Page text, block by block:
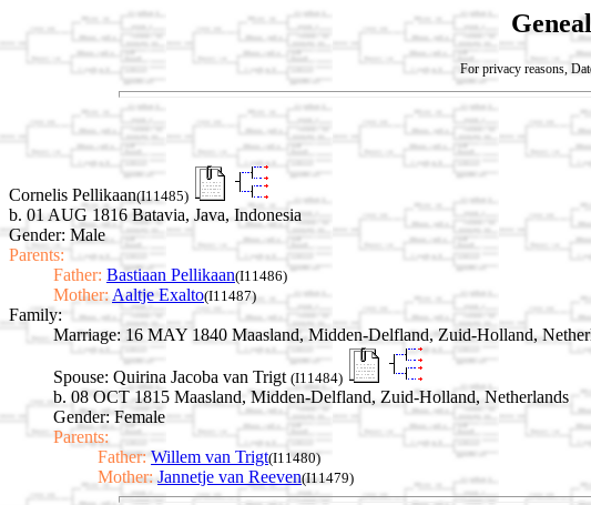
For privacy reasons,
Cornelis Pellikaan(I11485)
b. 01 AUG 1816 Batavia, Java, Indonesia
Gender: Male
Parents:
Father: Bastiaan Pellikaan(I11486)
Mother: Aaltje Exalto(I11487)
Family:
Marriage: 16 MAY 1840 Maasland, Midden-Delfland, Zuid-Holland,
Spouse: Quirina Jacoba van Trigt (I11484)
b. 08 OCT 1815 Maasland, Midden-Delfland, Zuid-Holland, Netherlands
Gender: Female
Parents:
Father: Willem van Trigt(I11480)
Mother: Jannetje van Reeven(I11479)